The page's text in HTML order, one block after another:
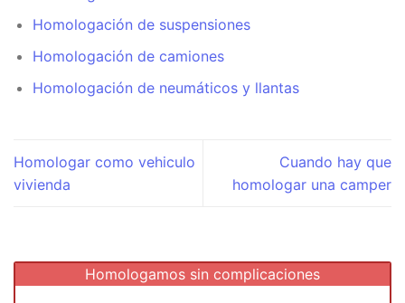
Homologación de suspensiones
Homologación de camiones
Homologación de neumáticos y llantas
Homologar como vehiculo
vivienda
Cuando hay que
homologar una camper
Homologamos sin complicaciones